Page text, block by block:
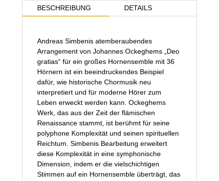
BESCHREIBUNG DETAILS
Andreas Simbenis atemberaubendes
Arrangement von Johannes Ockeghems „Deo
gratias“ für ein großes Hornensemble mit 36
Hörnern ist ein beeindruckendes Beispiel
dafür, wie historische Chormusik neu
interpretiert und für moderne Hörer zum
Leben erweckt werden kann. Ockeghems
Werk, das aus der Zeit der flämischen
Renaissance stammt, ist berühmt für seine
polyphone Komplexität und seinen spirituellen
Reichtum. Simbenis Bearbeitung erweitert
diese Komplexität in eine symphonische
Dimension, indem er die vielschichtigen
Stimmen auf ein Hornensemble überträgt, das